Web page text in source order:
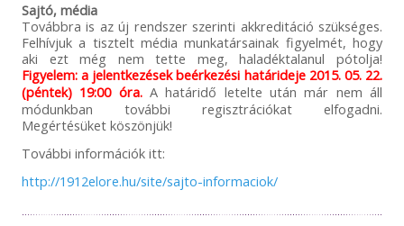
Sajtó, média
Továbbra is az új rendszer szerinti akkreditáció szükséges.
Felhívjuk a tisztelt média munkatársainak figyelmét, hogy
aki ezt még nem tette meg, haladéktalanul pótolja!
Figyelem: a jelentkezések beérkezési határideje 2015. 05. 22.
(péntek) 19:00 óra.A határidő letelte után már nem áll
módunkban további regisztrációkat elfogadni.
Megértésüket köszönjük!
További információk itt:
http://1912elore.hu/site/sajto-informaciok/